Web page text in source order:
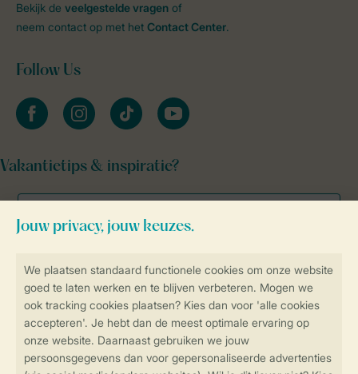
Veilig en snel online boeken
Veilige gegevensoverdracht
Veilige betaling
Bekijk de veelgestelde vragen of
neem contact op met het Contact Center.
Follow Us
facebookinstagramtiktok youtube
Vakantietips & inspiratie?